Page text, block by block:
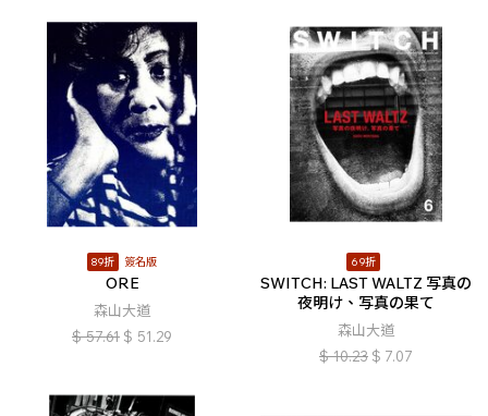
89折 簽名版
ORE
森山大道
$ 57.61 $ 51.29
69折
SWITCH: LAST WALTZ 写真の
夜明け、写真の果て
森山大道
$ 10.23 $ 7.07